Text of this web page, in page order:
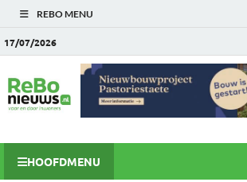
REBO MENU
17/07/2026
HOOFDMENU